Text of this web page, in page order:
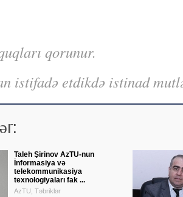
qorunur.
istifadə etdikdə istinad
Taleh Şirinov AzTU-nun
İnformasiya və
telekommunikasiya
texnologiyaları fak ...
AzTU, Təbriklər